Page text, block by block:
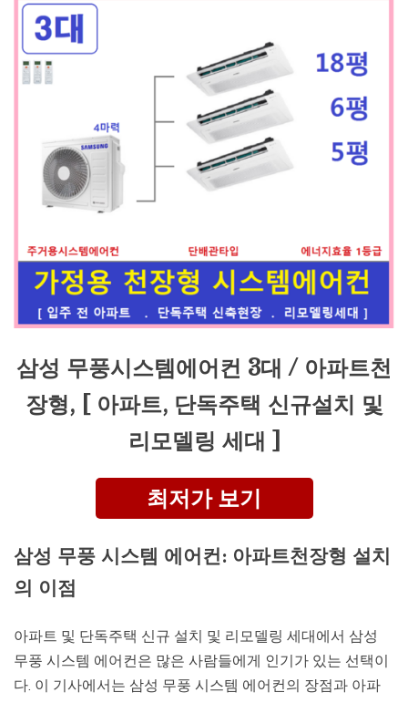
삼성 무풍시스템에어컨 3대 / 아파트천
장형, [ 아파트, 단독주택 신규설치 및
리모델링 세대 ]
최저가 보기
삼성 무풍 시스템 에어컨: 아파트천장형 설치
의 이점
아파트 및 단독주택 신규 설치 및 리모델링 세대에서 삼성
무풍 시스템 에어컨은 많은 사람들에게 인기가 있는 선택이
다. 이 기사에서는 삼성 무풍 시스템 에어컨의 장점과 아파